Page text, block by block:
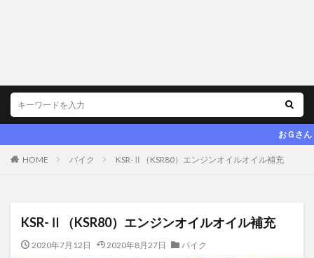
おＧさん．ｎｅｔ ～お
HOME バイク KSR-Ⅱ（KSR80）エンジンオイルオイル補充
KSR-Ⅱ（KSR80）エンジンオイルオイル補充
2020年7月12日 2020年8月27日 バイク